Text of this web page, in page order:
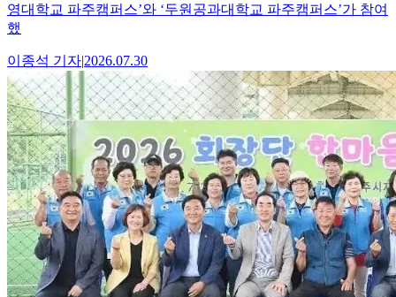
영대학교 파주캠퍼스’와 ‘두원공과대학교 파주캠퍼스’가 참여
했
이종석 기자|2026.07.30